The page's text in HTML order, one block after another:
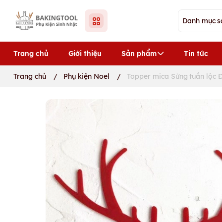
Trang chủ Giới thiệu Sản phẩm Tin tức
Trang chủ / Phụ kiện Noel / Topper mica Sừng tuần lộc